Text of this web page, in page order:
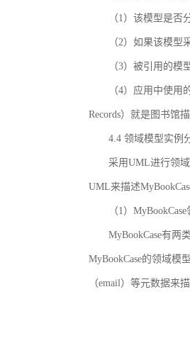
（1）该模型是
（2）如果该模
（3）被引用的模
（4）应用中使用
Records）就是图书馆
4.4 领域模型实例
采用UML进行领
UML来描述
（1）
MyBookCase有两
MyBookCase的领域模
（email）等元数据来